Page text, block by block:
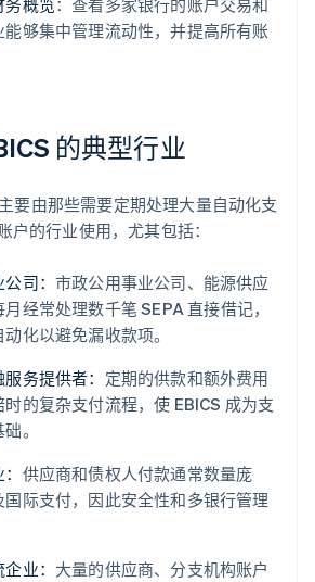
务概览：查看多家银行的账户交易和
够集中管理流动性，并提高所有账
的典型行业
要由那些需要定期处理大量自动化支
户的行业使用，尤其包括：
司： 市政公用事业公司、能源供应
经常处理数千笔 SEPA 直接借记，
化以避免漏收款项。
务提供者： 定期的供款和额外费用
的复杂支付流程，使 EBICS 成为支
。
供应商和债权人付款通常数量庞
际支付，因此安全性和多银行管理
业： 大量的供应商、分支机构账户